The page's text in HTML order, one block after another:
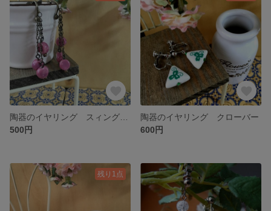
500円
陶器のイヤリング クローバー
600円
残り1点